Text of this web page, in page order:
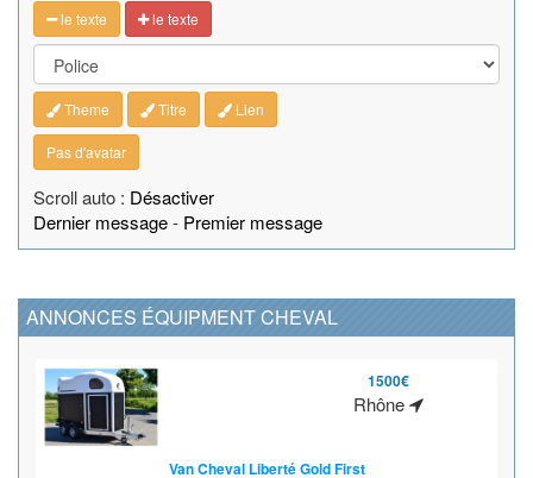
le texte le texte
Theme Titre Lien
Pas d'avatar
Scroll auto : Désactiver
Dernier message- Premier message
ANNONCES ÉQUIPMENT CHEVAL
1500€
Rhône
Van Cheval Liberté Gold First